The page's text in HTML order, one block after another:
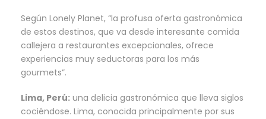
Según Lonely Planet, “la profusa oferta gastronómica
de estos destinos, que va desde interesante comida
callejera a restaurantes excepcionales, ofrece
experiencias muy seductoras para los más
gourmets”.
Lima, Perú: una delicia gastronómica que lleva siglos
cociéndose. Lima, conocida principalmente por sus